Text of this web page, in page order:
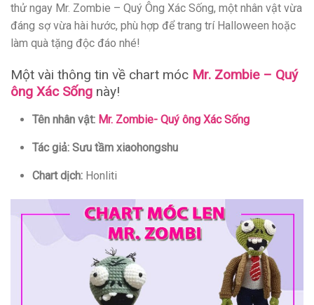
thử ngay Mr. Zombie – Quý Ông Xác Sống, một nhân vật vừa
đáng sợ vừa hài hước, phù hợp để trang trí Halloween hoặc
làm quà tặng độc đáo nhé!
Một vài thông tin về chart móc Mr. Zombie – Quý
ông Xác Sống này!
Tên nhân vật: Mr. Zombie- Quý ông Xác Sống
Tác giả: Sưu tầm xiaohongshu
Chart dịch:Honliti